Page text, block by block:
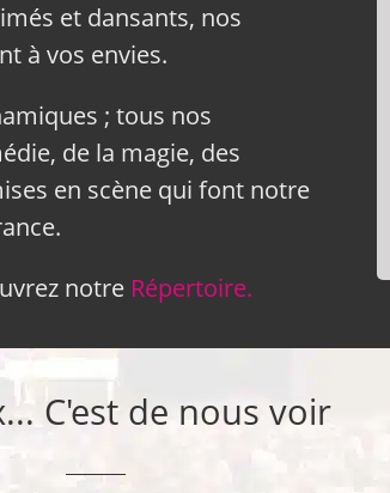
et dansants, nos
à vos envies.
; tous nos
de la magie, des
en scène qui font notre
notre Répertoire.
C'est de nous voir